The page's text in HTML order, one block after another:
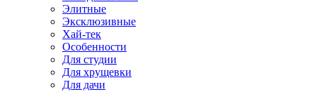
Элитные
Эксклюзивные
Хай-тек
Особенности
Для студии
Для хрущевки
Для дачи